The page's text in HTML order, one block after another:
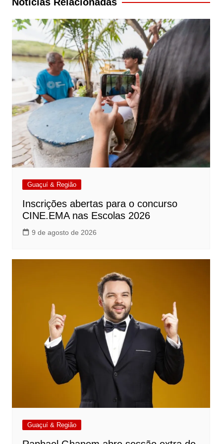
Guaçuí & Região
Inscrições abertas para o concurso
CINE.EMA nas Escolas 2026
9 de agosto de 2026
Guaçuí & Região